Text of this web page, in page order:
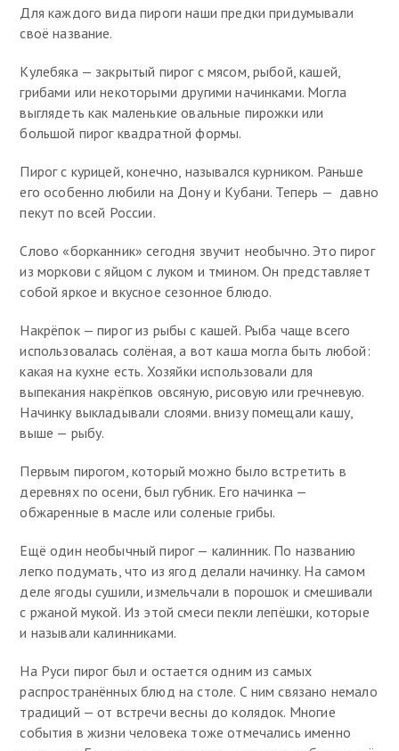
Для каждого вида пироги наши предки придумывали
своё название.
Кулебяка — закрытый пирог с мясом, рыбой, кашей,
грибами или некоторыми другими начинками. Могла
выглядеть как маленькие овальные пирожки или
большой пирог квадратной формы.
Пирог с курицей, конечно, назывался курником. Раньше
его особенно любили на Дону и Кубани. Теперь — давно
пекут по всей России.
Слово «борканник» сегодня звучит необычно. Это пирог
из моркови с яйцом с луком и тмином. Он представляет
собой яркое и вкусное сезонное блюдо.
Накрёпок — пирог из рыбы с кашей. Рыба чаще всего
использовалась солёная, а вот каша могла быть любой:
какая на кухне есть. Хозяйки использовали для
выпекания накрёпков овсяную, рисовую или гречневую.
Начинку выкладывали слоями. внизу помещали кашу,
выше — рыбу.
Первым пирогом, который можно было встретить в
деревнях по осени, был губник. Его начинка —
обжаренные в масле или соленые грибы.
Ещё один необычный пирог — калинник. По названию
легко подумать, что из ягод делали начинку. На самом
деле ягоды сушили, измельчали в порошок и смешивали
с ржаной мукой. Из этой смеси пекли лепёшки, которые
и называли калинниками.
На Руси пирог был и остается одним из самых
распространённых блюд на столе. С ним связано немало
традиций — от встречи весны до колядок. Многие
события в жизни человека тоже отмечались именно